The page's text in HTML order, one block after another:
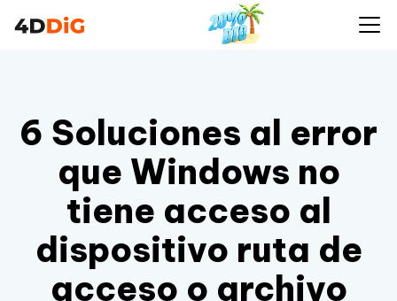
6 Soluciones al error
que Windows no
tiene acceso al
dispositivo ruta de
acceso o archivo